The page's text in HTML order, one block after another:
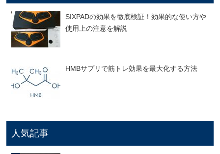
SIXPADの効果を徹底検証！効果的な使い方や
使用上の注意を解説
HMBサプリで筋トレ効果を最大化する方法
人気記事